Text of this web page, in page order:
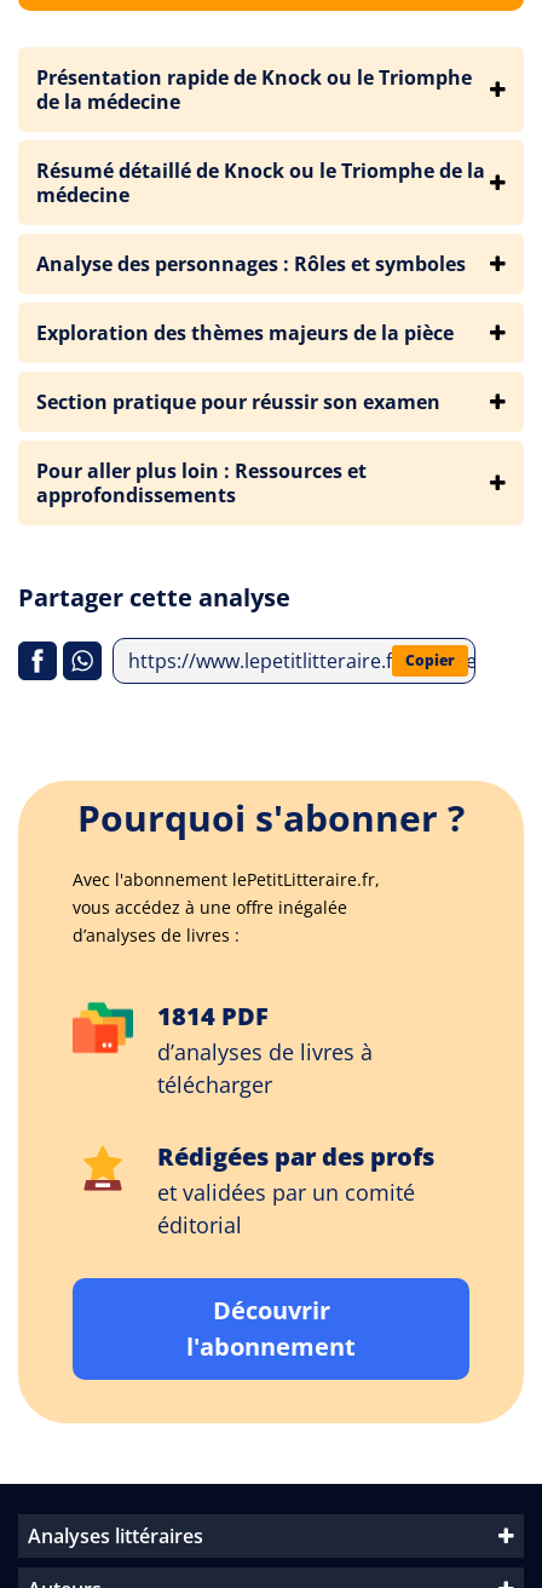
Présentation rapide de Knock ou le Triomphe
de la médecine
Résumé détaillé de Knock ou le Triomphe de la
médecine
Analyse des personnages : Rôles et symboles
Exploration des thèmes majeurs de la pièce
Section pratique pour réussir son examen
Pour aller plus loin : Ressources et
approfondissements
Partager cette analyse
https://www.lepetitlitteraire.fr/analyses-
Copier
Pourquoi s'abonner ?
Avec l'abonnement lePetitLitteraire.fr,
vous accédez à une offre inégalée
d’analyses de livres :
1814 PDF
d’analyses de livres à
télécharger
Rédigées par des profs
et validées par un comité
éditorial
Découvrir
l'abonnement
Analyses littéraires